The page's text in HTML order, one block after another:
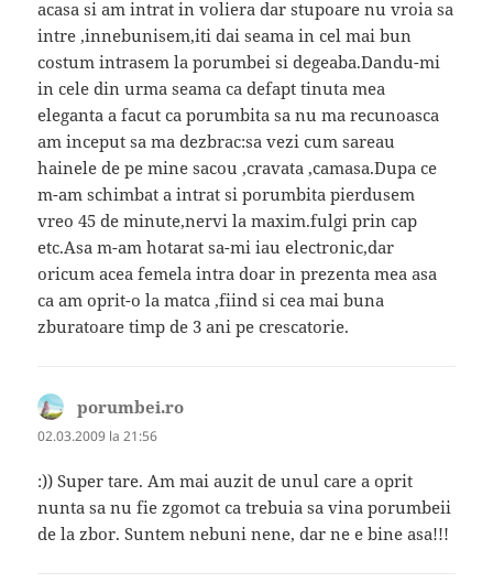
acasa si am intrat in voliera dar stupoare nu vroia sa
intre ,innebunisem,iti dai seama in cel mai bun
costum intrasem la porumbei si degeaba.Dandu-mi
in cele din urma seama ca defapt tinuta mea
eleganta a facut ca porumbita sa nu ma recunoasca
am inceput sa ma dezbrac:sa vezi cum sareau
hainele de pe mine sacou ,cravata ,camasa.Dupa ce
m-am schimbat a intrat si porumbita pierdusem
vreo 45 de minute,nervi la maxim.fulgi prin cap
etc.Asa m-am hotarat sa-mi iau electronic,dar
oricum acea femela intra doar in prezenta mea asa
ca am oprit-o la matca ,fiind si cea mai buna
zburatoare timp de 3 ani pe crescatorie.
porumbei.ro
02.03.2009 la 21:56
:)) Super tare. Am mai auzit de unul care a oprit
nunta sa nu fie zgomot ca trebuia sa vina porumbeii
de la zbor. Suntem nebuni nene, dar ne e bine asa!!!